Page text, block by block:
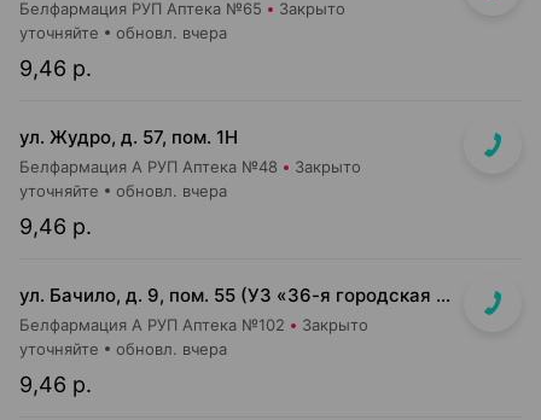
Белфармация РУП Аптека №65 Закрыто
9,46 р.
уточняйте обновл. вчера
ул. Жудро, д. 57, пом. 1Н
Белфармация А РУП Аптека №48 Закрыто
9,46 р.
уточняйте обновл. вчера
ул. Бачило, д. 9, пом. 55 (УЗ «36-я городская п-ка»)
Белфармация А РУП Аптека №102 Закрыто
9,46 р.
уточняйте обновл. вчера